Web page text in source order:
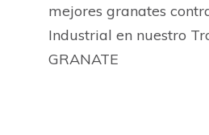
mejores granates
Industrial en nuestro
GRANATE